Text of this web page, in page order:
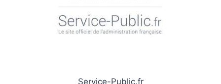
Service-Public.fr